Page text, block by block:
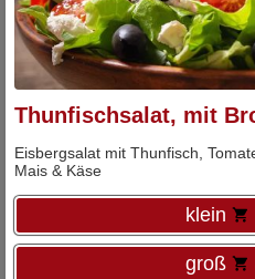
Thunfischsalat, mit
Eisbergsalat mit Thunfisch,
Mais & Käse
klein
groß